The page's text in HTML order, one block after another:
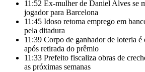
11:52 Ex-mulher de Daniel Alves se
jogador para Barcelona
11:45 Idoso retoma emprego em
pela ditadura
11:39 Corpo de ganhador de loteria é
após retirada do prêmio
11:33 Prefeito fiscaliza obras de
as próximas semanas